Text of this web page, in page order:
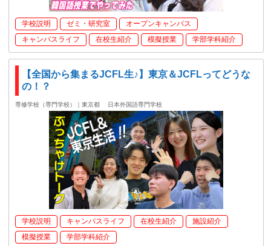
学校説明 ゼミ・研究室
オープンキャンパス
キャンパスライフ
在校生紹介 模擬授業 学部学科紹介
【全国から集まるJCFL生♪】東京＆JCFLってどうな
の！？
専修学校（専門学校）｜東京都 日本外国語専門学校
学校説明 キャンパスライフ 在校生紹介
施設紹介
模擬授業
学部学科紹介